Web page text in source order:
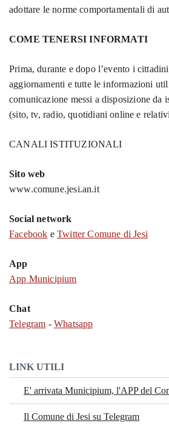
adottare le norme comportamentali di
COME TENERSI INFORMATI
Prima, durante e dopo l’evento i
aggiornamenti e tutte le informazioni
comunicazione messi a disposizione da
(sito, tv, radio, quotidiani online e
CANALI ISTITUZIONALI
Sito web
www.comune.jesi.an.it
Social network
Facebook e Twitter Comune di Jesi
App
App Municipium
Chat
Telegram - Whatsapp
LINK UTILI
E' arrivata Municipium, l'APP del
Il Comune di Jesi su Telegram